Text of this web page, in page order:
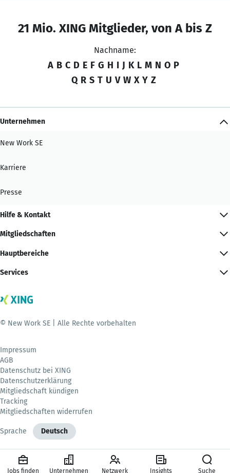
21 Mio. XING Mitglieder, von A bis Z
Nachname:
A B C D E F G H I J K L M N O P
Q R S T U V W X Y Z
Unternehmen
New Work SE
Karriere
Presse
Hilfe & Kontakt
Mitgliedschaften
Hauptbereiche
Services
© New Work SE | Alle Rechte vorbehalten
Impressum
AGB
Datenschutz bei XING
Datenschutzerklärung
Mitgliedschaft kündigen
Tracking
Mitgliedschaften widerrufen
Sprache Deutsch
Jobs finden Unternehmen Netzwerk Insights Suche